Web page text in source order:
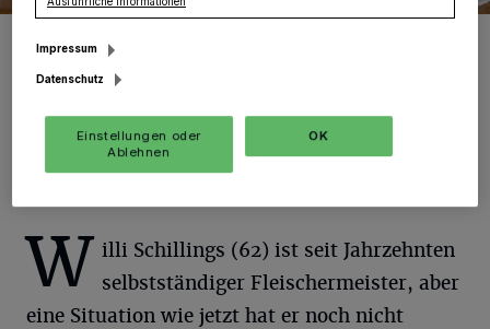
Produkte errungen – aktuell jedoch blickt er angesichts der
Zukunft.
W illi Schillings (62) ist seit Jahrzehnten
selbstständiger Fleischermeister, aber
eine Situation wie jetzt hat er noch nicht
Impressum
Datenschutz
Einstellungen oder
Ablehnen
OK